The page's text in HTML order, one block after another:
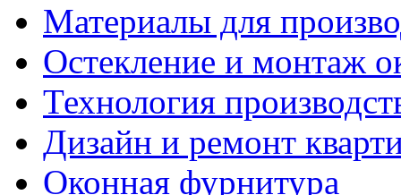
Материалы для
Остекление и монтаж
Технология
Дизайн и ремонт
Оконная фурнитура